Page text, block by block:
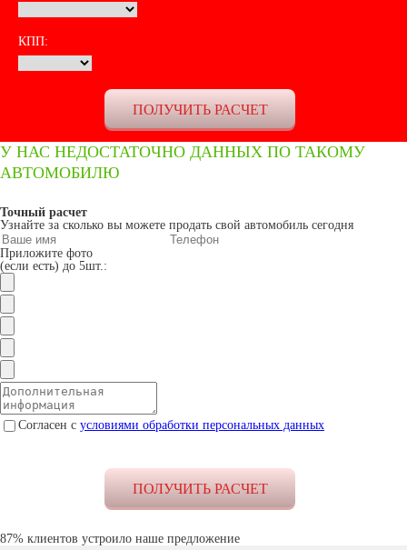
КПП:
У НАС НЕДОСТАТОЧНО ДАННЫХ ПО ТАКОМУ
АВТОМОБИЛЮ
Точный расчет
Узнайте за сколько вы можете продать свой автомобиль сегодня
Приложите фото
(если есть) до 5шт.:
Согласен с условиями обработки персональных данных
87% клиентов устроило наше предложение